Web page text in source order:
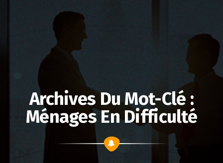
Archives Du Mot-Clé :
Ménages En Difficulté